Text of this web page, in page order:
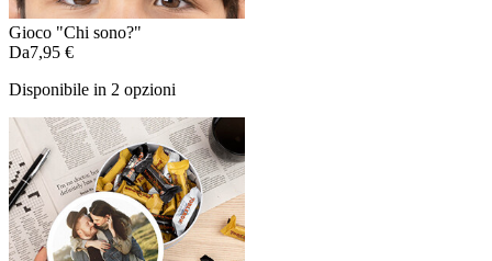
Gioco "Chi sono?"
Da7,95 €
Disponibile in 2 opzioni